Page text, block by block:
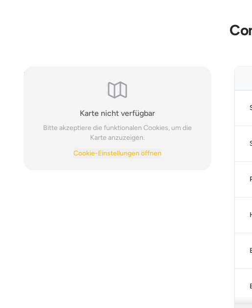
Karte nicht verfügbar
Bitte akzeptiere die funktionalen Cookies, um die
Karte anzuzeigen.
Cookie-Einstellungen öffnen
Hinweis: Es handelt sich um allgemeine, online einsehbare
Branchendaten. Falls Sie Ihren Eintrag auf unserer Seite nicht